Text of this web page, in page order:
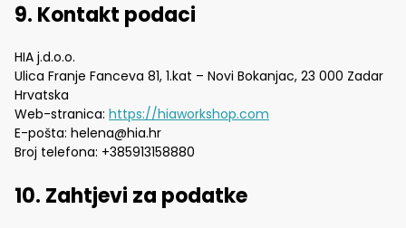
9. Kontakt podaci
HIA j.d.o.o.
Ulica Franje Fanceva 81, 1.kat – Novi Bokanjac, 23 000 Zadar
Hrvatska
Web-stranica: https://hiaworkshop.com
E-pošta: helena@hia.hr
Broj telefona: +385913158880
10. Zahtjevi za podatke